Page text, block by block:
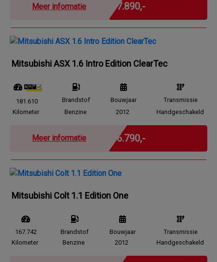
Meer informatie € 7.890,-
Mitsubishi ASX 1.6 Intro Edition ClearTec
181.610
Kilometer
Brandstof
Benzine
Bouwjaar
2012
Transmissie
Handgeschakeld
Meer informatie € 6.790,-
Mitsubishi Colt 1.1 Edition One
167.742
Kilometer
Brandstof
Benzine
Bouwjaar
2012
Transmissie
Handgeschakeld